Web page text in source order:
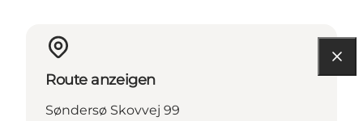
Route anzeigen
Søndersø Skovvej 99